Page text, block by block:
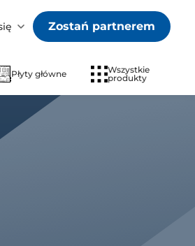
Zostań partnerem
Płyty główne
Wszystkie
produkty